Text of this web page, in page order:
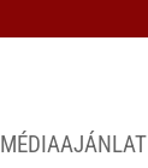
MÉDIAAJÁNLAT